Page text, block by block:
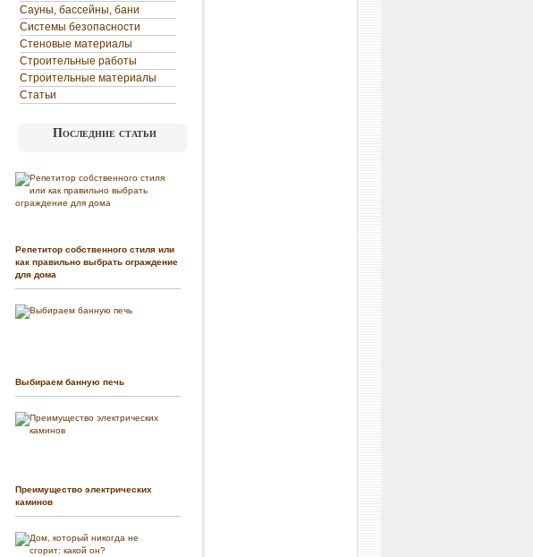
Сауны, бассейны, бани
Системы безопасности
Стеновые материалы
Строительные работы
Строительные материалы
Статьи
Последние статьи
Репетитор собственного стиля или
как правильно выбрать ограждение
для дома
Выбираем банную печь
Преимущество электрических
каминов